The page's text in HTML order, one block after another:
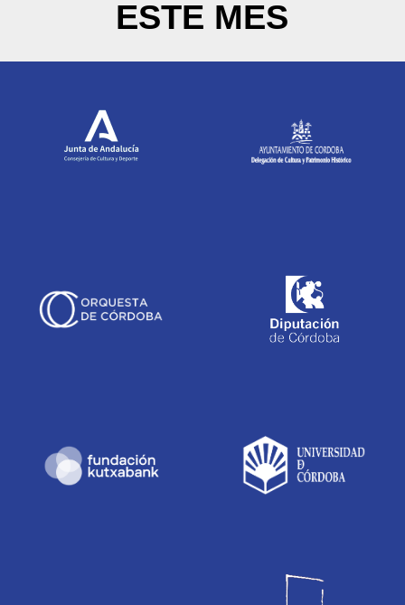
ESTE MES